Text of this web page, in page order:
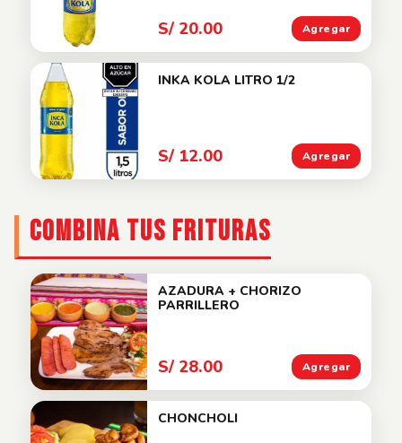
S/ 20.00 Agregar
INKA KOLA LITRO 1/2
S/ 12.00 Agregar
COMBINA TUS FRITURAS
AZADURA + CHORIZO
PARRILLERO
S/ 28.00 Agregar
CHONCHOLI